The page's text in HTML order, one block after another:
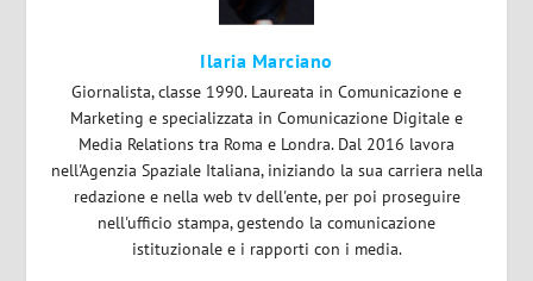
Ilaria Marciano
Giornalista, classe 1990. Laureata in Comunicazione e
Marketing e specializzata in Comunicazione Digitale e
Media Relations tra Roma e Londra. Dal 2016 lavora
nell'Agenzia Spaziale Italiana, iniziando la sua carriera nella
redazione e nella web tv dell'ente, per poi proseguire
nell'ufficio stampa, gestendo la comunicazione
istituzionale e i rapporti con i media.